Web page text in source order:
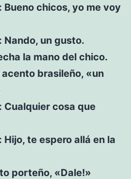
Bueno chicos, yo me voy
Nando, un gusto.
la mano del chico.
brasileño, «un
Cualquier cosa que
Hijo, te espero allá en la
porteño, «Dale!»